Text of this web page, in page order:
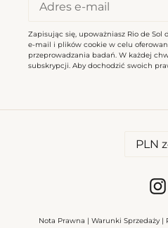
Zapisując się, upoważniasz Rio de Sol
e-mail i plików cookie w celu
przeprowadzania badań. W każdej
subskrypcji. Aby dochodzić swoich
PLN
Nota Prawna | Warunki Sprzedaży |